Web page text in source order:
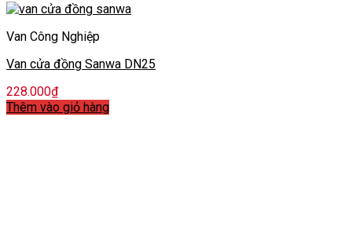
Van Công Nghiệp
Van cửa đồng Sanwa DN25
228.000₫
Thêm vào giỏ hàng